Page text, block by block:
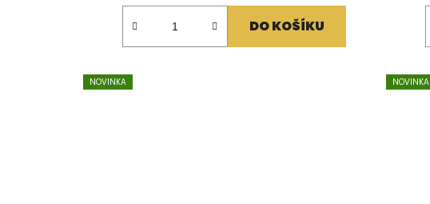
DO KOŠÍKU
NOVINKA NOVINKA